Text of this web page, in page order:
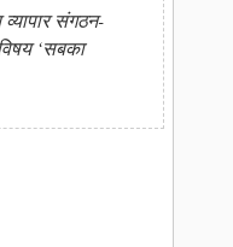
संगठन-
‘सबका